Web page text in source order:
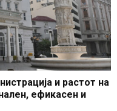
и растот на
ефикасен и